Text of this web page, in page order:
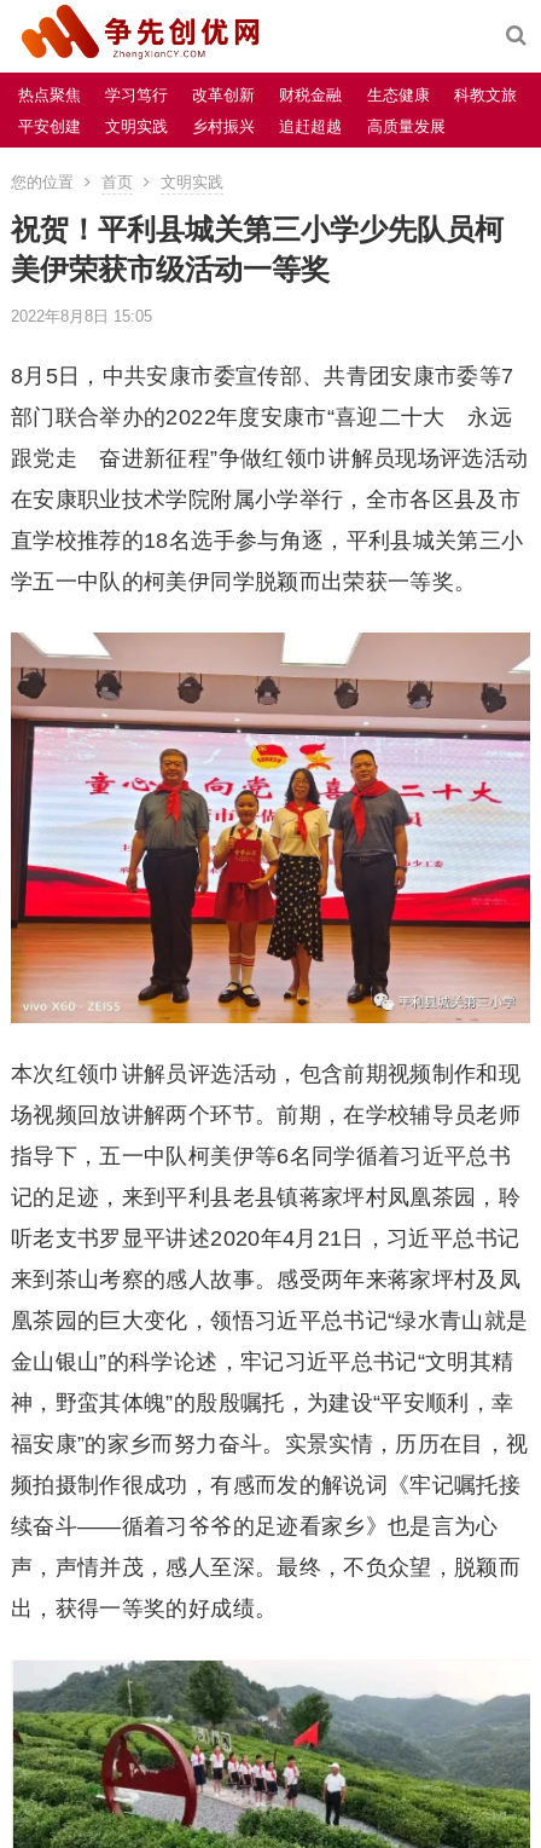
热点聚焦 学习笃行 改革创新 财税金融 生态健康
科教文旅
平安创建
文明实践 乡村振兴 追赶超越 高质量发展
您的位置 首页 文明实践
祝贺！平利县城关第三小学少先队员柯
美伊荣获市级活动一等奖
2022年8月8日 15:05
8月5日，中共安康市委宣传部、共青团安康市委等7
部门联合举办的2022年度安康市“喜迎二十大 永远
跟党走 奋进新征程”争做红领巾讲解员现场评选活动
在安康职业技术学院附属小学举行，全市各区县及市
直学校推荐的18名选手参与角逐，平利县城关第三小
学五一中队的柯美伊同学脱颖而出荣获一等奖。
本次红领巾讲解员评选活动，包含前期视频制作和现
场视频回放讲解两个环节。前期，在学校辅导员老师
指导下，五一中队柯美伊等6名同学循着习近平总书
记的足迹，来到平利县老县镇蒋家坪村凤凰茶园，聆
听老支书罗显平讲述2020年4月21日，习近平总书记
来到茶山考察的感人故事。感受两年来蒋家坪村及凤
凰茶园的巨大变化，领悟习近平总书记“绿水青山就是
金山银山”的科学论述，牢记习近平总书记“文明其精
神，野蛮其体魄”的殷殷嘱托，为建设“平安顺利，幸
福安康”的家乡而努力奋斗。实景实情，历历在目，视
频拍摄制作很成功，有感而发的解说词《牢记嘱托接
续奋斗——循着习爷爷的足迹看家乡》也是言为心
声，声情并茂，感人至深。最终，不负众望，脱颖而
出，获得一等奖的好成绩。